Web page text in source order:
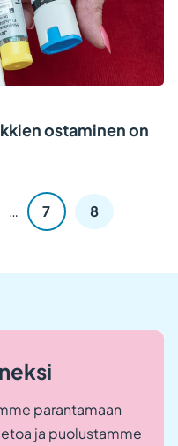
ostaminen on
… 7 8
parantamaan
ja puolustamme